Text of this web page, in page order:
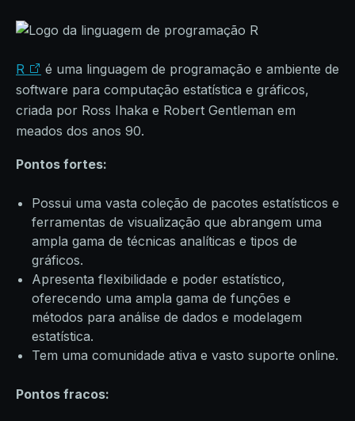
R
é uma linguagem de programação e ambiente de
software para computação estatística e gráficos,
criada por Ross Ihaka e Robert Gentleman em
meados dos anos 90.
Pontos fortes:
Possui uma vasta coleção de pacotes estatísticos e
ferramentas de visualização que abrangem uma
ampla gama de técnicas analíticas e tipos de
gráficos.
Apresenta flexibilidade e poder estatístico,
oferecendo uma ampla gama de funções e
métodos para análise de dados e modelagem
estatística.
Tem uma comunidade ativa e vasto suporte online.
Pontos fracos: